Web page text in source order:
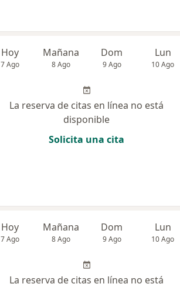
Hoy
7 Ago
Mañana
8 Ago
Dom
9 Ago
Lun
10 Ago
La reserva de citas en línea no está
disponible
Solicita una cita
Hoy
7 Ago
Mañana
8 Ago
Dom
9 Ago
Lun
10 Ago
La reserva de citas en línea no está